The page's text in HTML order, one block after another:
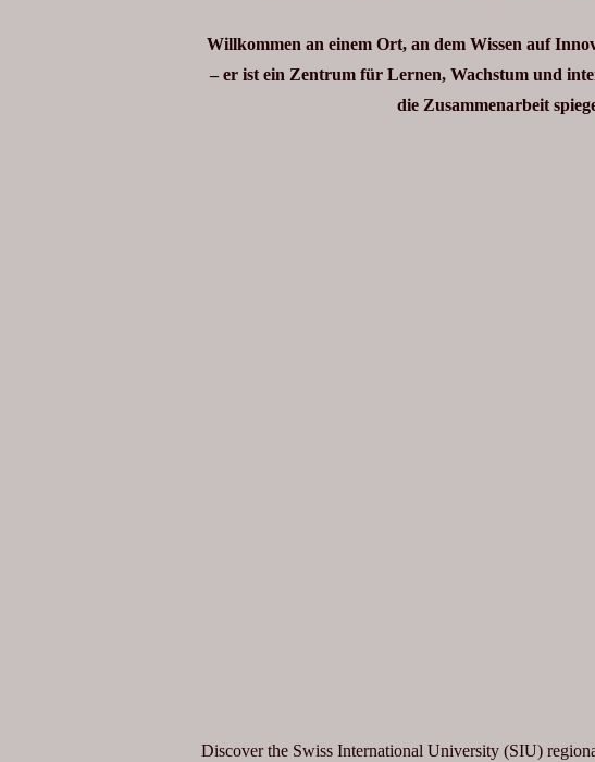
Willkommen an einem Ort, an dem Wissen auf
– er ist ein Zentrum für Lernen, Wachstum und
die Zusammenarbeit
Discover the Swiss International University (SIU)